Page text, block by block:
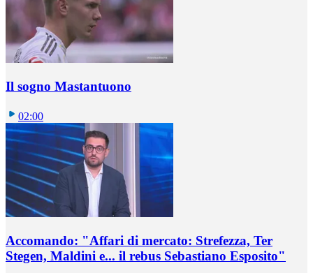
Il sogno Mastantuono
02:00
Accomando: "Affari di mercato: Strefezza, Ter
Stegen, Maldini e... il rebus Sebastiano Esposito"